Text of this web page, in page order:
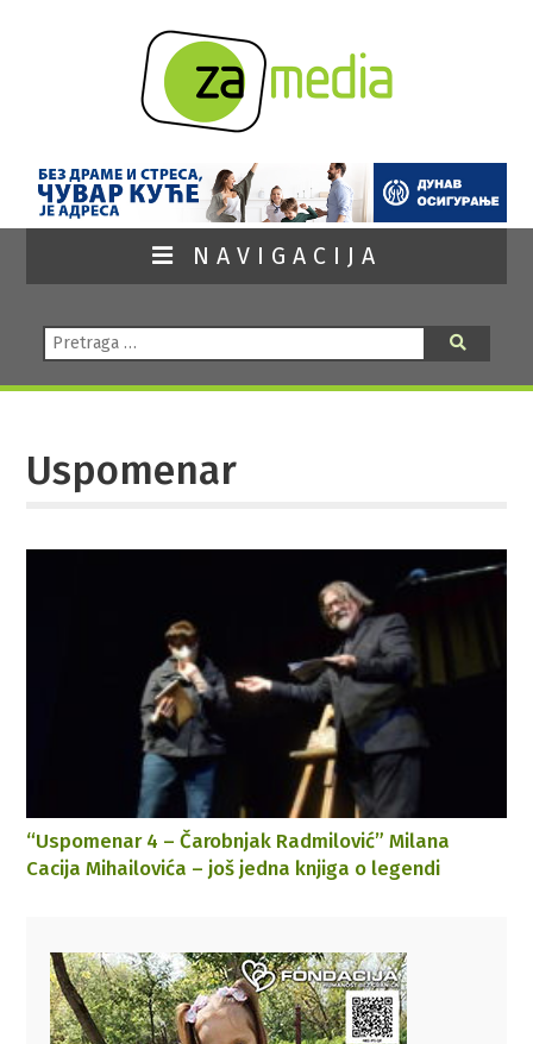
NAVIGACIJA
Pretraga:
Uspomenar
“Uspomenar 4 – Čarobnjak Radmilović” Milana
Cacija Mihailovića – još jedna knjiga o legendi